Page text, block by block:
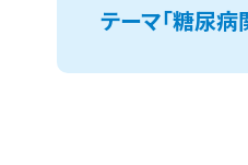
テーマ「糖尿